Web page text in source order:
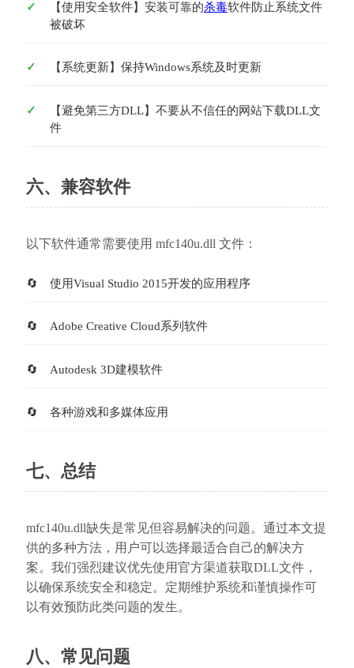
【使用安全软件】安装可靠的杀毒软件防止系统文件
被破坏
【系统更新】保持Windows系统及时更新
【避免第三方DLL】不要从不信任的网站下载DLL文
件
六、兼容软件
以下软件通常需要使用 mfc140u.dll 文件：
使用Visual Studio 2015开发的应用程序
Adobe Creative Cloud系列软件
Autodesk 3D建模软件
各种游戏和多媒体应用
七、总结
mfc140u.dll缺失是常见但容易解决的问题。通过本文提
供的多种方法，用户可以选择最适合自己的解决方
案。我们强烈建议优先使用官方渠道获取DLL文件，
以确保系统安全和稳定。定期维护系统和谨慎操作可
以有效预防此类问题的发生。
八、常见问题